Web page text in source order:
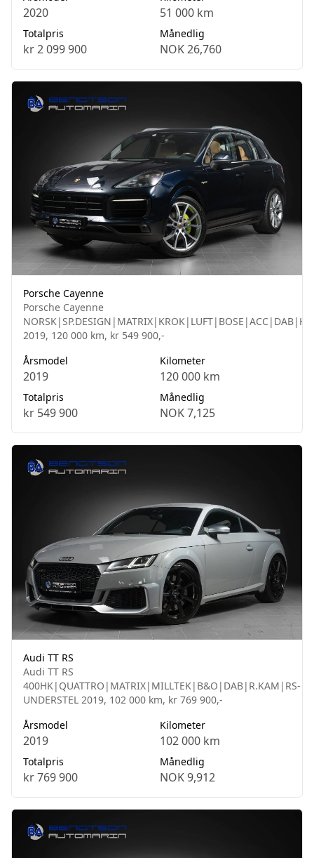
2020 51 000 km
Totalpris
kr 2 099 900
Månedlig
NOK 26,760
Porsche Cayenne
Porsche Cayenne
2019, 120 000 km, kr 549 900,-
Årsmodel
2019
Kilometer
120 000 km
Totalpris
kr 549 900
Månedlig
NOK 7,125
Audi TT RS
Audi TT RS
400HK|QUATTRO|MATRIX|MILLTEK|B&O|DAB|R.KAM|RS-
UNDERSTEL 2019, 102 000 km, kr 769 900,-
Årsmodel
2019
Kilometer
102 000 km
Totalpris
kr 769 900
Månedlig
NOK 9,912